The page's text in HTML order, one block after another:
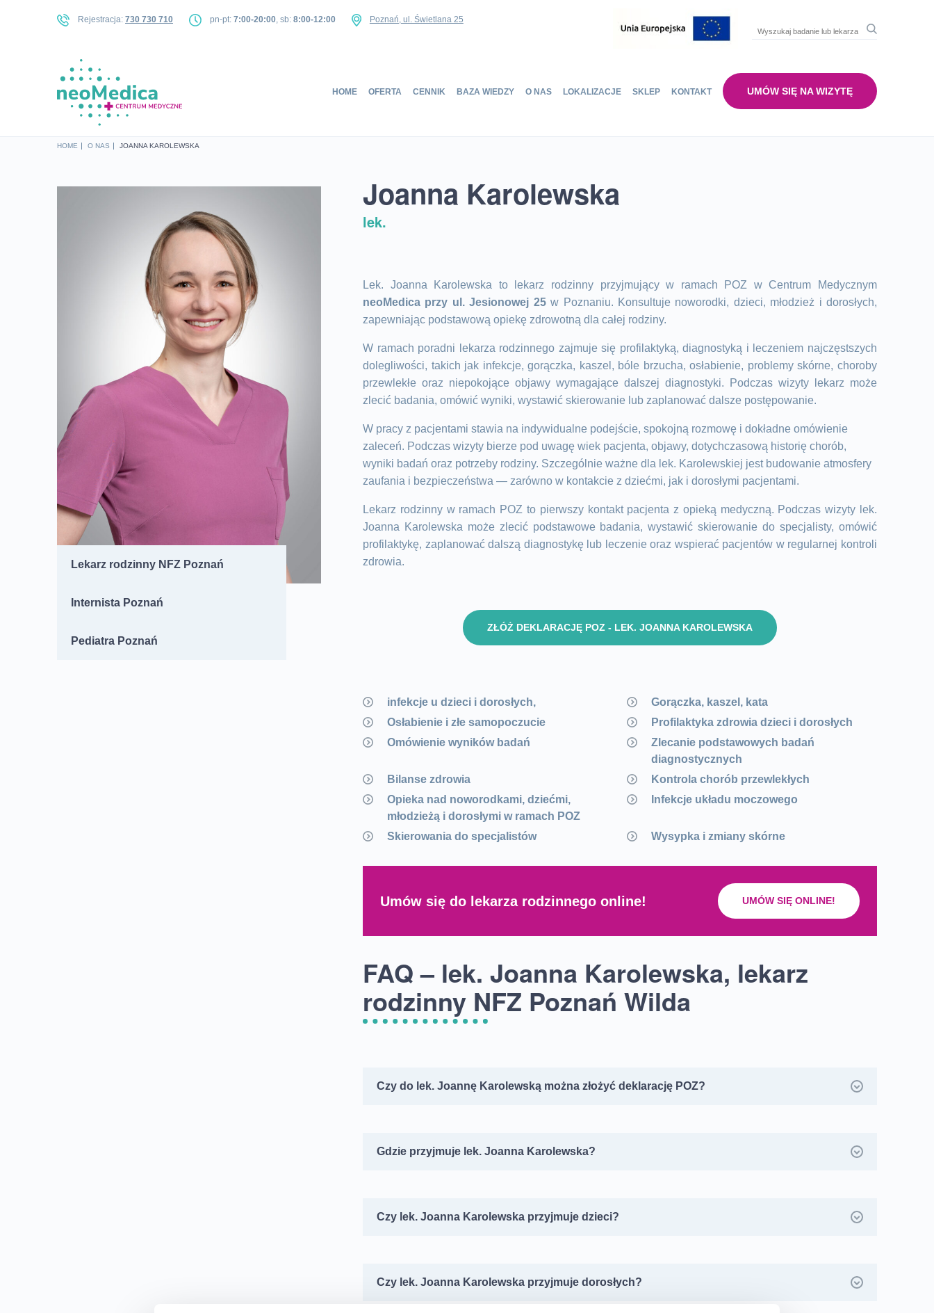
Rejestracja: 730 730 710 pn-pt: 7:00-20:00, sb: 8:00-12:00 Poznań, ul. Świetlana 25
HOME OFERTA CENNIK BAZA WIEDZY O NAS LOKALIZACJE SKLEP KONTAKT UMÓW SIĘ NA WIZYTĘ
HOME O NAS JOANNA KAROLEWSKA
Lekarz rodzinny NFZ Poznań
Internista Poznań
Pediatra Poznań
Joanna Karolewska
lek.
Lek. Joanna Karolewska to lekarz rodzinny przyjmujący w ramach POZ w Centrum Medycznym
neoMedica przy ul. Jesionowej 25w Poznaniu. Konsultuje noworodki, dzieci, młodzież i dorosłych,
zapewniając podstawową opiekę zdrowotną dla całej rodziny.
W ramach poradni lekarza rodzinnego zajmuje się profilaktyką, diagnostyką i leczeniem najczęstszych
dolegliwości, takich jak infekcje, gorączka, kaszel, bóle brzucha, osłabienie, problemy skórne, choroby
przewlekłe oraz niepokojące objawy wymagające dalszej diagnostyki. Podczas wizyty lekarz może
zlecić badania, omówić wyniki, wystawić skierowanie lub zaplanować dalsze postępowanie.
W pracy z pacjentami stawia na indywidualne podejście, spokojną rozmowę i dokładne omówienie
zaleceń. Podczas wizyty bierze pod uwagę wiek pacjenta, objawy, dotychczasową historię chorób,
wyniki badań oraz potrzeby rodziny. Szczególnie ważne dla lek. Karolewskiej jest budowanie atmosfery
zaufania i bezpieczeństwa — zarówno w kontakcie z dziećmi, jak i dorosłymi pacjentami.
Lekarz rodzinny w ramach POZ to pierwszy kontakt pacjenta z opieką medyczną. Podczas wizyty lek.
Joanna Karolewska może zlecić podstawowe badania, wystawić skierowanie do specjalisty, omówić
profilaktykę, zaplanować dalszą diagnostykę lub leczenie oraz wspierać pacjentów w regularnej kontroli
zdrowia.
ZŁÓŻ DEKLARACJĘ POZ - LEK. JOANNA KAROLEWSKA
infekcje u dzieci i dorosłych,
Gorączka, kaszel, kata
Osłabienie i złe samopoczucie
Profilaktyka zdrowia dzieci i dorosłych
Omówienie wyników badań
Zlecanie podstawowych badań
diagnostycznych
Bilanse zdrowia
Kontrola chorób przewlekłych
Opieka nad noworodkami, dziećmi,
młodzieżą i dorosłymi w ramach POZ
Infekcje układu moczowego
Skierowania do specjalistów Wysypka i zmiany skórne
Umów się do lekarza rodzinnego online! UMÓW SIĘ ONLINE!
FAQ – lek. Joanna Karolewska, lekarz
rodzinny NFZ Poznań Wilda
Czy do lek. Joannę Karolewską można złożyć deklarację POZ?
Gdzie przyjmuje lek. Joanna Karolewska?
Czy lek. Joanna Karolewska przyjmuje dzieci?
Czy lek. Joanna Karolewska przyjmuje dorosłych?
Oferta
Lokalizacje
Sklep